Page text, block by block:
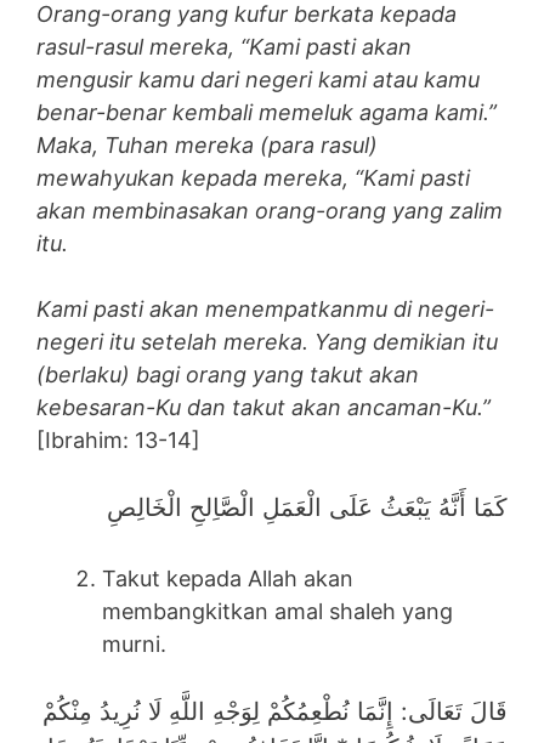
Orang-orang yang kufur berkata kepada
rasul-rasul mereka, “Kami pasti akan
mengusir kamu dari negeri kami atau kamu
benar-benar kembali memeluk agama kami.”
Maka, Tuhan mereka (para rasul)
mewahyukan kepada mereka, “Kami pasti
akan membinasakan orang-orang yang zalim
itu.
Kami pasti akan menempatkanmu di negeri-
negeri itu setelah mereka. Yang demikian itu
(berlaku) bagi orang yang takut akan
kebesaran-Ku dan takut akan ancaman-Ku.”
[Ibrahim: 13-14]
كَمَا أَنَّهُ يَبْعَثُ عَلَى الْعَمَلِ الْصَّاِلحِ الْخَالِصِ
Takut kepada Allah akan
membangkitkan amal shaleh yang
murni.
قَالَ تَعَالَى: إِنَّمَا نُطْعِمُكُمْ لِوَجْهِ اللَّهِ لَا نُرِيدُ مِنْكُمْ